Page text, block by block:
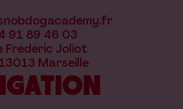
91 89 46 03
Frédéric Joliot
Marseille